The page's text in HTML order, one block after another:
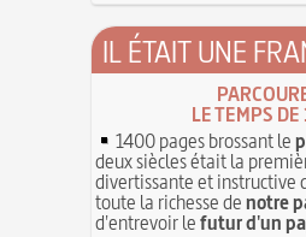
IL ÉTAIT UNE
LE TEMPS
1400 pages brossant le
deux siècles était la
divertissante et instructive
toute la richesse denotre
d'entrevoir lefutur d'un